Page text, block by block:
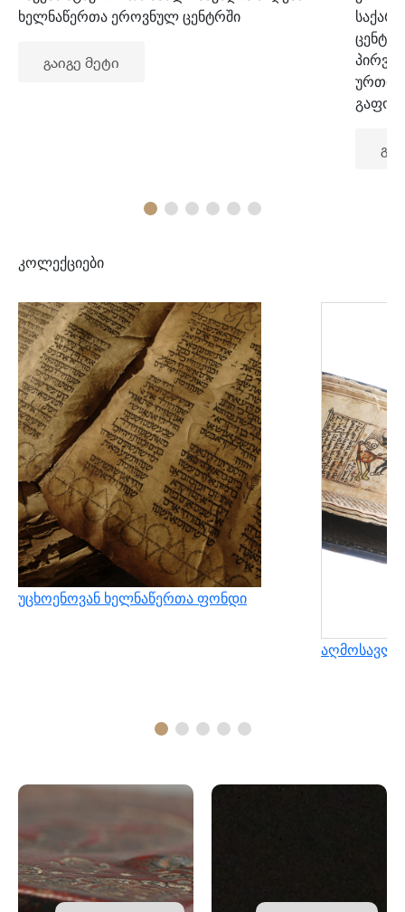
ხელნაწერთა ეროვნულ ცენტრში
გაიგე მეტი
კოლექციები
უცხოენოვან ხელნაწერთა ფონდი